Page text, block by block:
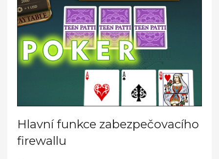
Hlavní funkce zabezpečovacího
firewallu